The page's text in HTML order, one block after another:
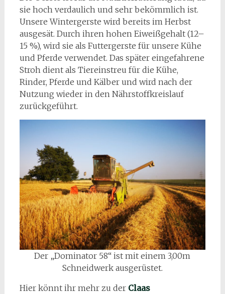
sie hoch verdaulich und sehr bekömmlich ist.
Unsere Wintergerste wird bereits im Herbst
ausgesät. Durch ihren hohen Eiweißgehalt (12–
15 %), wird sie als Futtergerste für unsere Kühe
und Pferde verwendet. Das später eingefahrene
Stroh dient als Tiereinstreu für die Kühe,
Rinder, Pferde und Kälber und wird nach der
Nutzung wieder in den Nährstoffkreislauf
zurückgeführt.
Der „Dominator 58“ ist mit einem 3,00m
Schneidwerk ausgerüstet.
Hier könnt ihr mehr zu der Claas